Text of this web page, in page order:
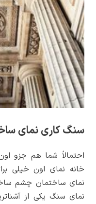
سنگ کاری نمای
احتمالاً شما هم جزو
خانه نمای اون خیلی
نمای ساختمان چشم
نمای سنگ یکی از